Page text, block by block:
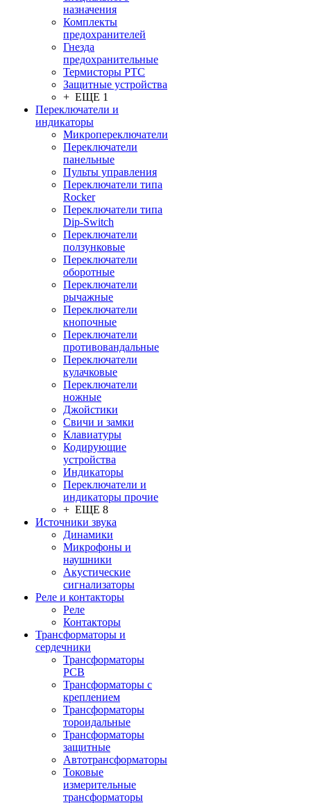
назначения
Комплекты
предохранителей
Гнезда
предохранительные
Термисторы PTC
Защитные устройства
+ ЕЩЕ 1
Переключатели и
индикаторы
Микропереключатели
Переключатели
панельные
Пульты управления
Переключатели типа
Rocker
Переключатели типа
Dip-Switch
Переключатели
ползунковые
Переключатели
оборотные
Переключатели
рычажные
Переключатели
кнопочные
Переключатели
противовандальные
Переключатели
кулачковые
Переключатели
ножные
Джойстики
Свичи и замки
Клавиатуры
Кодирующие
устройства
Индикаторы
Переключатели и
индикаторы прочие
+ ЕЩЕ 8
Источники звука
Динамики
Микрофоны и
наушники
Акустические
сигнализаторы
Реле и контакторы
Реле
Контакторы
Трансформаторы и
сердечники
Трансформаторы
PCB
Трансформаторы с
креплением
Трансформаторы
тороидальные
Трансформаторы
защитные
Автотрансформаторы
Токовые
измерительные
трансформаторы